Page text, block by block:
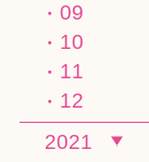
09
10
11
12
2021